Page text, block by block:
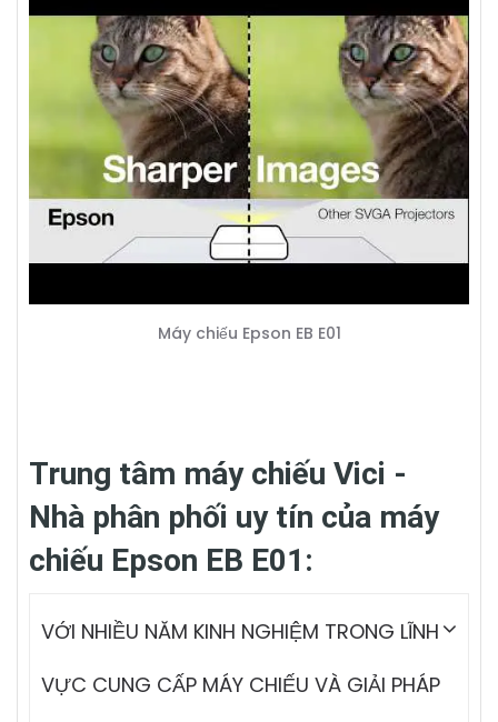
Máy chiếu Epson EB E01
Trung tâm máy chiếu Vici -
Nhà phân phối uy tín của máy
chiếu Epson EB E01:
VỚI NHIỀU NĂM KINH NGHIỆM TRONG LĨNH
VỰC CUNG CẤP MÁY CHIẾU VÀ GIẢI PHÁP